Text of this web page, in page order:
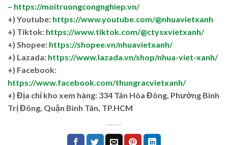
– https://moitruongcongnghiep.vn/
+) Youtube: https://www.youtube.com/@nhuavietxanh
+) Tiktok: https://www.tiktok.com/@ctysxvietxanh/
+) Shopee: https://shopee.vn/nhuavietxanh/
+) Lazada: https://www.lazada.vn/shop/nhua-viet-xanh/
+) Facebook:
https://www.facebook.com/thungracvietxanh/
+) Địa chỉ kho xem hàng: 334 Tân Hòa Đông, Phường Bình
Trị Đông, Quận Bình Tân, TP.HCM